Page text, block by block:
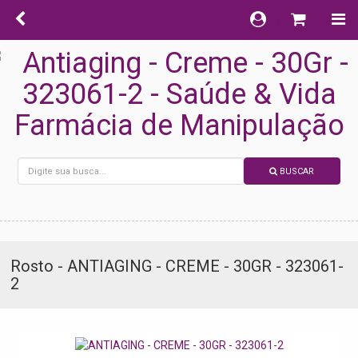
BUSCAR
Rosto - ANTIAGING - CREME - 30GR - 323061-
2